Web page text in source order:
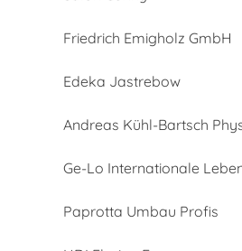
Friedrich Emigholz GmbH
Edeka Jastrebow
Andreas Kühl-Bartsch
Ge-Lo Internationale
Paprotta Umbau Profis